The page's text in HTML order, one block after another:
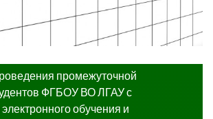
промежуточной
ФГБОУ ВО ЛГАУ с
обучения и